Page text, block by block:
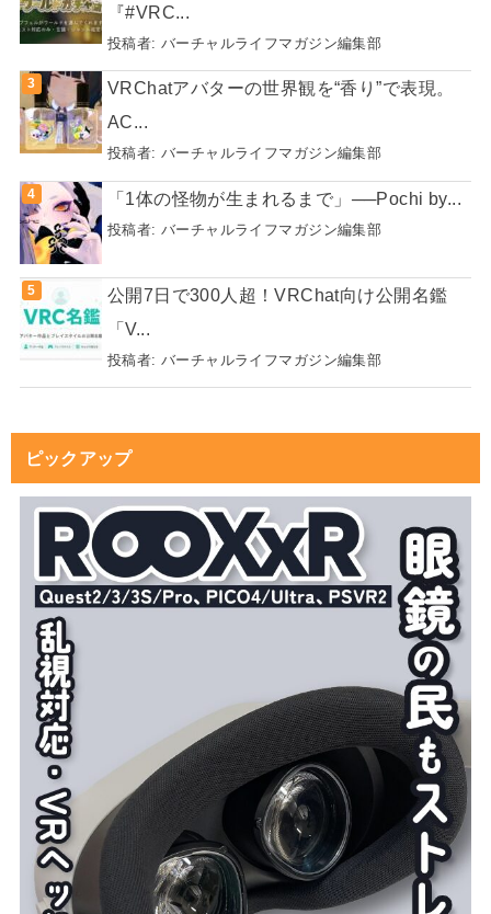
『#VRC...
投稿者: バーチャルライフマガジン編集部
VRChatアバターの世界観を“香り”で表現。
AC...
投稿者: バーチャルライフマガジン編集部
「1体の怪物が生まれるまで」──Pochi by...
投稿者: バーチャルライフマガジン編集部
公開7日で300人超！VRChat向け公開名鑑
「V...
投稿者: バーチャルライフマガジン編集部
ピックアップ